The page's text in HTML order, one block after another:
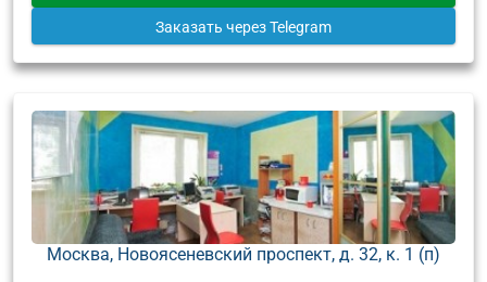
Заказать через Telegram
Москва, Новоясеневский проспект, д. 32, к. 1 (п)